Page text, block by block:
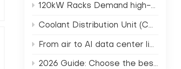
120kW Racks Demand high-density data center cooling Not Air
Coolant Distribution Unit (CDU) selection for AI HPC racks
From air to AI data center liquid cooling in 2026
2026 Guide: Choose the best CDU for data center AI racks